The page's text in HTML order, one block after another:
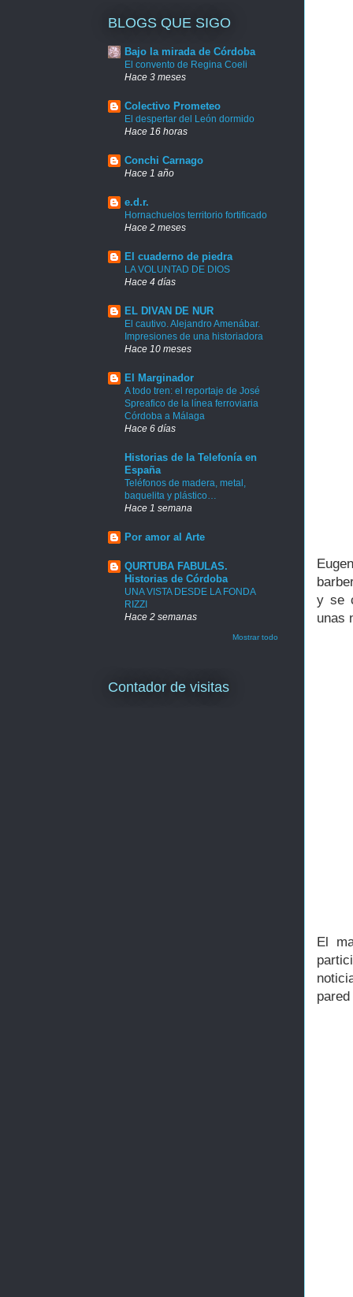
y se
unas
El
BLOGS QUE SIGO
Bajo la mirada de Córdoba
El convento de Regina Coeli
Hace 3 meses
Colectivo Prometeo
El despertar del León dormido
Hace 16 horas
Conchi Carnago
Hace 1 año
e.d.r.
Hornachuelos territorio fortificado
Hace 2 meses
El cuaderno de piedra
LA VOLUNTAD DE DIOS
Hace 4 días
EL DIVAN DE NUR
El cautivo. Alejandro Amenábar.
Impresiones de una historiadora
Hace 10 meses
El Marginador
A todo tren: el reportaje de José
Spreafico de la línea ferroviaria
Córdoba a Málaga
Hace 6 días
Historias de la Telefonía en
España
Teléfonos de madera, metal,
baquelita y plástico…
Hace 1 semana
Por amor al Arte
QURTUBA FABULAS.
Historias de Córdoba
UNA VISTA DESDE LA FONDA
RIZZI
Hace 2 semanas
Mostrar todo
Contador de visitas